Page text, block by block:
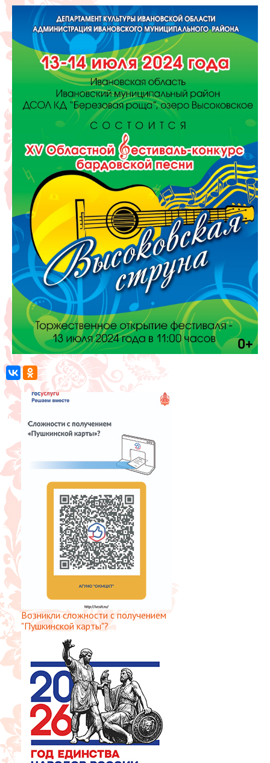
Возникли сложности с получением
"Пушкинской карты"?